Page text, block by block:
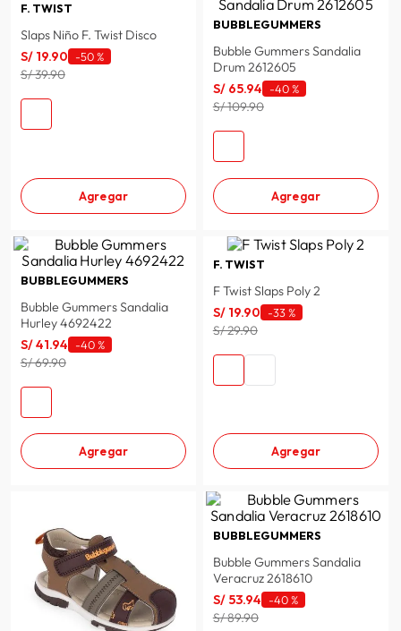
F. TWIST
Slaps Niño F. Twist Disco
S/ 19.90 -50 %
S/ 39.90
Agregar
BUBBLEGUMMERS
Bubble Gummers Sandalia
Drum 2612605
S/ 65.94 -40 %
S/ 109.90
Agregar
BUBBLEGUMMERS
Bubble Gummers Sandalia
Hurley 4692422
S/41.94 -40 %
S/ 69.90
Agregar
F. TWIST
F Twist Slaps Poly 2
S/ 19.90 -33 %
S/ 29.90
Agregar
BUBBLEGUMMERS
Bubble Gummers Sandalia
Veracruz 2618610
S/ 53.94 -40 %
S/ 89.90